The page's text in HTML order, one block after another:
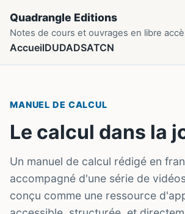
Quadrangle Editions
Notes de cours et ouvrages en libre
AccueilDUDADSATCN
MANUEL DE CALCUL
Le calcul dans la
Un manuel de calcul rédigé en
accompagné d'une série de
conçu comme une ressource